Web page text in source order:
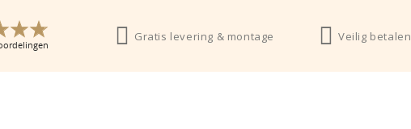
Gratis levering & montage Veilig betalen